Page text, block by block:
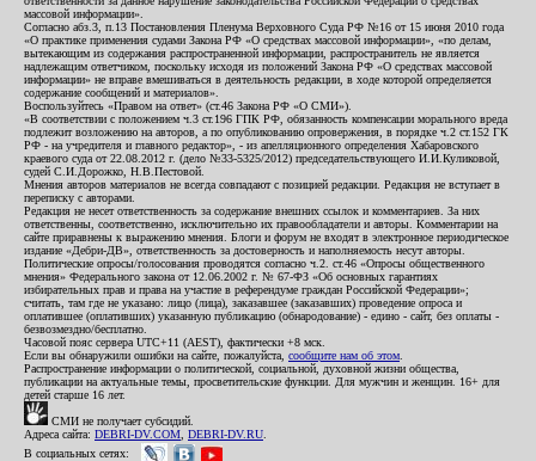
массовой информации».
Согласно абз.3, п.13 Постановления Пленума Верховного Суда РФ №16 от 15 июня 2010 года
«О практике применения судами Закона РФ «О средствах массовой информации», «по делам,
вытекающим из содержания распространенной информации, распространитель не является
надлежащим ответчиком, поскольку исходя из положений Закона РФ «О средствах массовой
информации» не вправе вмешиваться в деятельность редакции, в ходе которой определяется
содержание сообщений и материалов».
Воспользуйтесь «Правом на ответ» (ст.46 Закона РФ «О СМИ»).
«В соответствии с положением ч.3 ст.196 ГПК РФ, обязанность компенсации морального вреда
подлежит возложению на авторов, а по опубликованию опровержения, в порядке ч.2 ст.152 ГК
РФ - на учредителя и главного редактор», - из апелляционного определения Хабаровского
краевого суда от 22.08.2012 г. (дело №33-5325/2012) председательствующего И.И.Куликовой,
судей С.И.Дорожко, Н.В.Пестовой.
Мнения авторов материалов не всегда совпадают с позицией редакции. Редакция не вступает в
переписку с авторами.
Редакция не несет ответственность за содержание внешних ссылок и комментариев. За них
ответственны, соответственно, исключительно их правообладатели и авторы. Комментарии на
сайте приравнены к выражению мнения. Блоги и форум не входят в электронное периодическое
издание «Дебри-ДВ», ответственность за достоверность и наполняемость несут авторы.
Политические опросы/голосования проводятся согласно ч.2. ст.46 «Опросы общественного
мнения» Федерального закона от 12.06.2002 г. № 67-ФЗ «Об основных гарантиях
избирательных прав и права на участие в референдуме граждан Российской Федерации»;
считать, там где не указано: лицо (лица), заказавшее (заказавших) проведение опроса и
оплатившее (оплативших) указанную публикацию (обнародование) - едино - сайт, без оплаты -
безвозмездно/бесплатно.
Часовой пояс сервера UTC+11 (AEST), фактически +8 мск.
Если вы обнаружили ошибки на сайте, пожалуйста, сообщите нам об этом
Распространение информации о политической, социальной, духовной жизни общества,
публикации на актуальные темы, просветительские функции. Для мужчин и женщин. 16+ для
детей старше 16 лет.
СМИ не получает субсидий.
Адреса сайта: DEBRI-DV.COM DEBRI-DV.RU
В социальных сетях: